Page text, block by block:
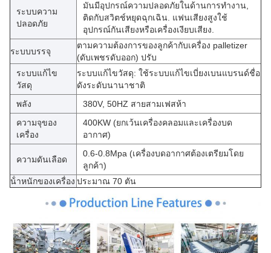
ระบบความ
ปลอดภัย
มันมีอุปกรณ์ความปลอดภัยในด้านการทํางาน,
ติดกับสวิตช์หยุดฉุกเฉิน. แฟนเสียงสูงใช้
อุปกรณ์กันเสียงหรือเครื่องเงียบเสียง.
ระบบบรรจุ
ตามความต้องการของลูกค้ากับเครื่อง palletizer
(ดับเพชรดับออก) ปรับ
ระบบแก้ไข
วัสดุ
ระบบแก้ไขวัสดุ: ใช้ระบบแก้ไขเบี่ยงเบนแบรนด์ชื่อ
ดังระดับนานาชาติ
พลัง
380V, 50HZ สายสามเฟสห้า
ความจุของ
เครื่อง
400KW (ยกเว้นเครื่องคลอมและเครื่องบด
อากาศ)
ความดันเลือด
0.6-0.8Mpa (เครื่องบดอากาศต้องเตรียมโดย
ลูกค้า)
น้ําหนักของเครื่อง ประมาณ 70 ตัน